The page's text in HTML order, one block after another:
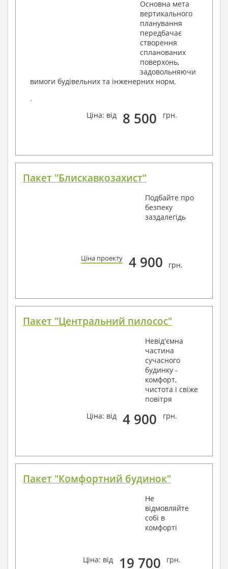
Основна мета
вертикального
планування
передбачає
створення
спланованих
поверхонь,
задовольняючи
вимоги будівельних та інженерних норм.
.
Ціна: від
8 500 грн.
Пакет "Блискавкозахист"
Подбайте про
безпеку
заздалегідь
Ціна проекту 4 900 грн.
Пакет "Центральний пилосос"
Невід'ємна
частина
сучасного
будинку -
комфорт,
чистота і свіже
повітря
Ціна: від
4 900 грн.
Пакет "Комфортний будинок"
Не
відмовляйте
собі в
комфорті
Ціна: від 19 700 грн.